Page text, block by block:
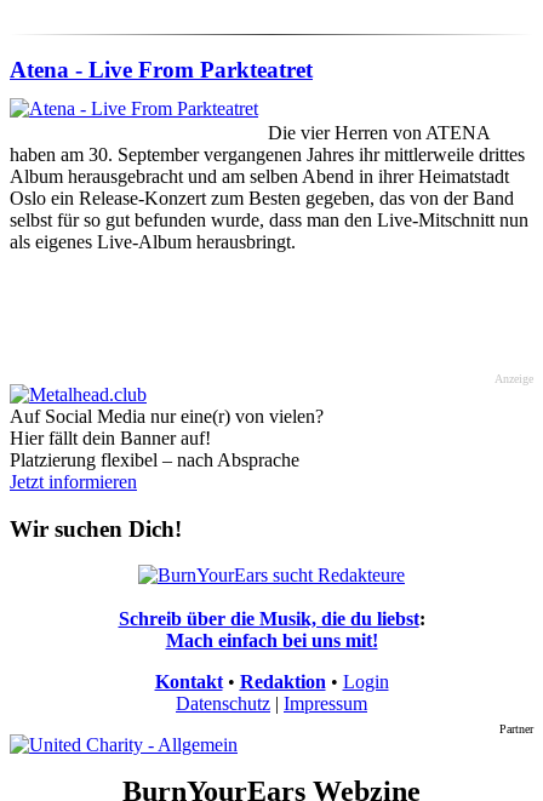
Atena - Live From Parkteatret
Die vier Herren von ATENA
haben am 30. September vergangenen Jahres ihr mittlerweile drittes
Album herausgebracht und am selben Abend in ihrer Heimatstadt
Oslo ein Release-Konzert zum Besten gegeben, das von der Band
selbst für so gut befunden wurde, dass man den Live-Mitschnitt nun
als eigenes Live-Album herausbringt.
Anzeige
Auf Social Media nur eine(r) von vielen?
Hier fällt dein Banner auf!
Platzierung flexibel – nach Absprache
Jetzt informieren
Wir suchen Dich!
Schreib über die Musik, die du liebst:
Mach einfach bei uns mit!
Kontakt• Redaktion • Login
Datenschutz | Impressum
Partner
BurnYourEars Webzine